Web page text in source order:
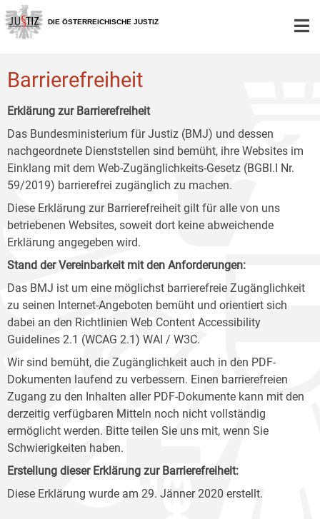
Zur
Hauptnavigation
[1]
Zum
Inhalt
[2]
Zum
Untermenü
[3]
DIE ÖSTERREICHISCHE JUSTIZ
Barrierefreiheit
Erklärung zur Barrierefreiheit
Das Bundesministerium für Justiz (BMJ) und dessen
nachgeordnete Dienststellen sind bemüht, ihre Websites im
Einklang mit dem Web-Zugänglichkeits-Gesetz (BGBl.I Nr.
59/2019) barrierefrei zugänglich zu machen.
Diese Erklärung zur Barrierefreiheit gilt für alle von uns
betriebenen Websites, soweit dort keine abweichende
Erklärung angegeben wird.
Stand der Vereinbarkeit mit den Anforderungen:
Das BMJ ist um eine möglichst barrierefreie Zugänglichkeit
zu seinen Internet-Angeboten bemüht und orientiert sich
dabei an den Richtlinien Web Content Accessibility
Guidelines 2.1 (WCAG 2.1) WAI / W3C.
Wir sind bemüht, die Zugänglichkeit auch in den PDF-
Dokumenten laufend zu verbessern. Einen barrierefreien
Zugang zu den Inhalten aller PDF-Dokumente kann mit den
derzeitig verfügbaren Mitteln noch nicht vollständig
ermöglicht werden. Bitte teilen Sie uns mit, wenn Sie
Schwierigkeiten haben.
Erstellung dieser Erklärung zur Barrierefreiheit:
Diese Erklärung wurde am 29. Jänner 2020 erstellt.